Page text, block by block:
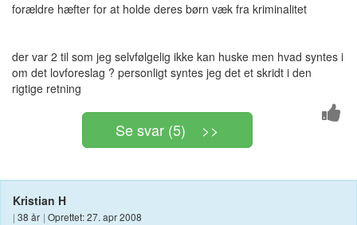
forældre hæfter for at holde deres børn væk fra kriminalitet
der var 2 til som jeg selvfølgelig ikke kan huske men hvad syntes i
om det lovforeslag ? personligt syntes jeg det et skridt i den
rigtige retning
Se svar (5) >>
Kristian H
| 38 år | Oprettet: 27. apr 2008